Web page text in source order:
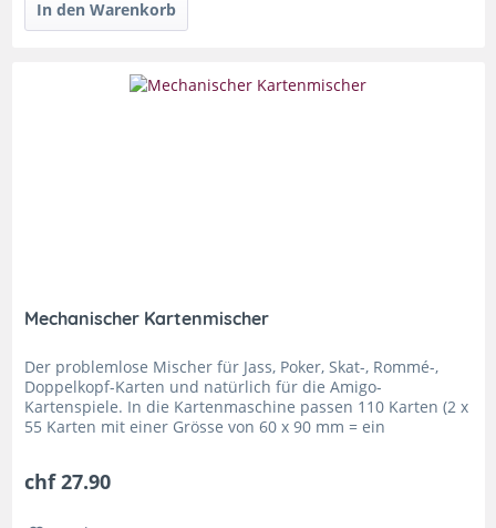
Mechanischer Kartenmischer
Der problemlose Mischer für Jass, Poker, Skat-, Rommé-,
Doppelkopf-Karten und natürlich für die Amigo-
Kartenspiele. In die Kartenmaschine passen 110 Karten (2 x
55 Karten mit einer Grösse von 60 x 90 mm = ein
chf 27.90